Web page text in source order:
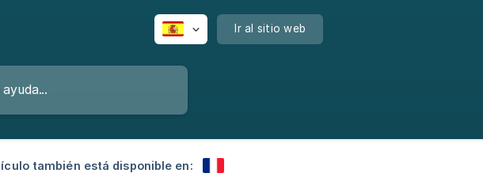
Ir al sitio web
también está disponible en: